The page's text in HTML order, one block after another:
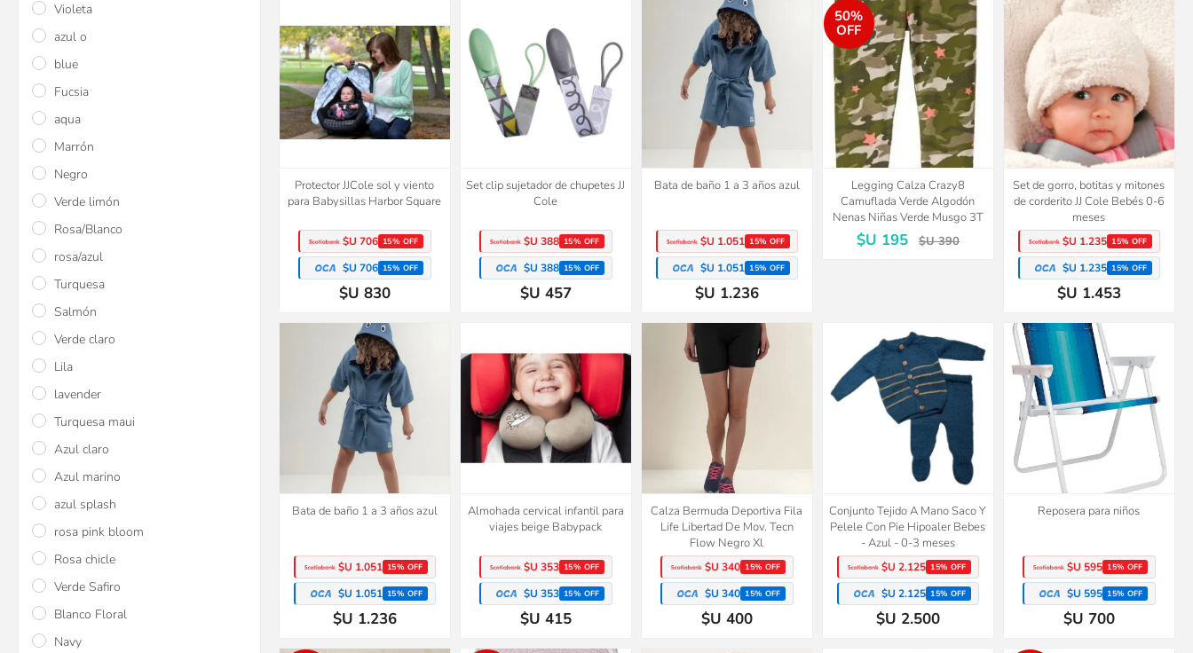
Protector JJCole sol y viento
para Babysillas Harbor Square
$U 706 15% OFF
$U 706 15% OFF
$U 830
Set clip sujetador de chupetes JJ
Cole
$U 388 15% OFF
$U 388 15% OFF
$U 457
Bata de baño 1 a 3 años azul
$U 1.051 15% OFF
$U 1.051 15% OFF
$U 1.236
50%
OFF
Legging Calza Crazy8
Camuflada Verde Algodón
Nenas Niñas Verde Musgo 3T
$U 195 $U 390
Set de gorro, botitas y mitones
de corderito JJ Cole Bebés 0-6
meses
$U 1.235 15% OFF
$U 1.235 15% OFF
$U 1.453
Bata de baño 1 a 3 años azul
$U 1.051 15% OFF
$U 1.051 15% OFF
$U 1.236
Almohada cervical infantil para
viajes beige Babypack
$U 353 15% OFF
$U 353 15% OFF
$U 415
Calza Bermuda Deportiva Fila
Life Libertad De Mov. Tecn
Flow Negro Xl
$U 340 15% OFF
$U 340 15% OFF
$U 400
Conjunto Tejido A Mano Saco Y
Pelele Con Pie Hipoaler Bebes
- Azul - 0-3 meses
$U 2.125 15% OFF
$U 2.125 15% OFF
$U 2.500
Reposera para niños
$U 595 15% OFF
$U 595 15% OFF
$U 700
Violeta
azul o
blue
Fucsia
aqua
Marrón
Negro
Verde limón
Rosa/Blanco
rosa/azul
Turquesa
Salmón
Verde claro
Lila
lavender
Turquesa maui
Azul claro
Azul marino
azul splash
rosa pink bloom
Rosa chicle
Verde Safiro
Blanco Floral
Navy